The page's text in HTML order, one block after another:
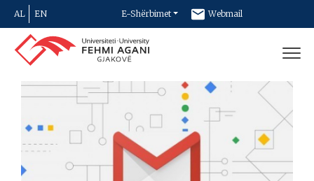
AL EN E-Shërbimet Webmail
Newsletter